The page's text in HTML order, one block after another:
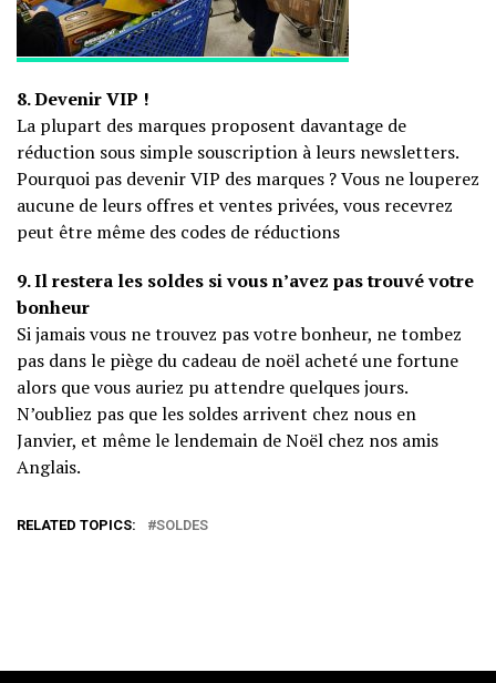
8. Devenir VIP !
La plupart des marques proposent davantage de
réduction sous simple souscription à leurs newsletters.
Pourquoi pas devenir VIP des marques ? Vous ne louperez
aucune de leurs offres et ventes privées, vous recevrez
peut être même des codes de réductions
9. Il restera les soldes si vous n’avez pas trouvé votre
bonheur
Si jamais vous ne trouvez pas votre bonheur, ne tombez
pas dans le piège du cadeau de noël acheté une fortune
alors que vous auriez pu attendre quelques jours.
N’oubliez pas que les soldes arrivent chez nous en
Janvier, et même le lendemain de Noël chez nos amis
Anglais.
RELATED TOPICS: SOLDES